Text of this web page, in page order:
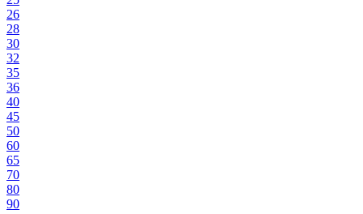
26
28
30
32
35
36
40
45
50
60
65
70
80
90